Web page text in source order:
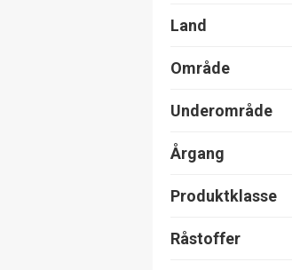
Land
Område
Underområde
Årgang
Produktklasse
Råstoffer